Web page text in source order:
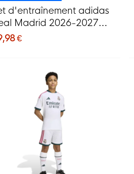
d'entraînement adidas
Madrid 2026-2027
foncé rose blanc
€